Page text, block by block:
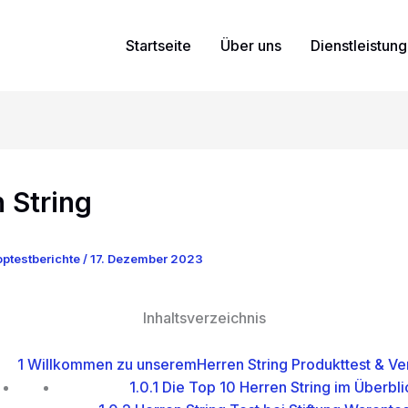
Startseite Über uns
String
/17. Dezember 2023
Inhaltsverzeichnis
1 Willkommen zu unseremHerren String Produkttest &
1.0.1 Die Top 10 Herren String im